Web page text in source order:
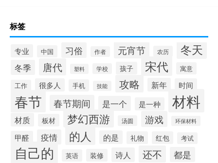
标签
专业 中国 习俗 作者 元宵节 农历 冬天
冬季 唐代 塑料 学校 孩子 宋代 寓意
工作 很多人 手机 技能 攻略 新年 时间
春节 春节期间 是一个 是一种 材料
材质 板材 梦幻西游 汤圆 游戏 环保材料
甲醛 疫情 的人 的是 礼物 红包 考试
自己的 英语 装修 诗人 还不 都是